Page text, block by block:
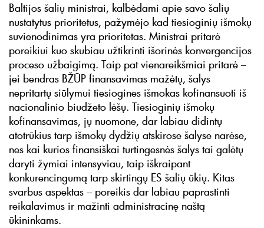
Baltijos šalių ministrai, kalbėdami apie savo šalių
nustatytus prioritetus, pažymėjo kad tiesioginių išmokų
suvienodinimas yra prioritetas. Ministrai pritarė
poreikiui kuo skubiau užtikrinti išorinės konvergencijos
proceso užbaigimą. Taip pat vienareikšmiai pritarė –
jei bendras BŽŪP finansavimas mažėtų, šalys
nepritartų siūlymui tiesiogines išmokas kofinansuoti iš
nacionalinio biudžeto lėšų. Tiesioginių išmokų
kofinansavimas, jų nuomone, dar labiau didintų
atotrūkius tarp išmokų dydžių atskirose šalyse narėse,
nes kai kurios finansiškai turtingesnės šalys tai galėtų
daryti žymiai intensyviau, taip iškraipant
konkurencingumą tarp skirtingų ES šalių ūkių. Kitas
svarbus aspektas – poreikis dar labiau paprastinti
reikalavimus ir mažinti administracinę naštą
ūkininkams.